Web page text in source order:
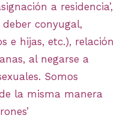
a residencia’,
conyugal,
e hijas, etc.), relación
al negarse a
Somos
la misma manera